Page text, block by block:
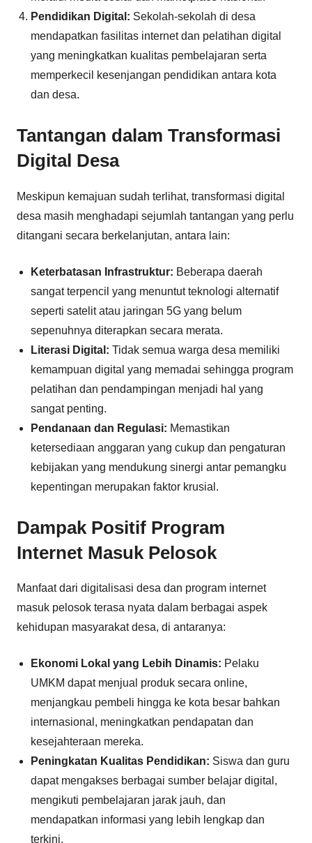
Pendidikan Digital: Sekolah-sekolah di desa
mendapatkan fasilitas internet dan pelatihan digital
yang meningkatkan kualitas pembelajaran serta
memperkecil kesenjangan pendidikan antara kota
dan desa.
Tantangan dalam Transformasi
Digital Desa
Meskipun kemajuan sudah terlihat, transformasi digital
desa masih menghadapi sejumlah tantangan yang perlu
ditangani secara berkelanjutan, antara lain:
Keterbatasan Infrastruktur: Beberapa daerah
sangat terpencil yang menuntut teknologi alternatif
seperti satelit atau jaringan 5G yang belum
sepenuhnya diterapkan secara merata.
Literasi Digital: Tidak semua warga desa memiliki
kemampuan digital yang memadai sehingga program
pelatihan dan pendampingan menjadi hal yang
sangat penting.
Pendanaan dan Regulasi: Memastikan
ketersediaan anggaran yang cukup dan pengaturan
kebijakan yang mendukung sinergi antar pemangku
kepentingan merupakan faktor krusial.
Dampak Positif Program
Internet Masuk Pelosok
Manfaat dari digitalisasi desa dan program internet
masuk pelosok terasa nyata dalam berbagai aspek
kehidupan masyarakat desa, di antaranya:
Ekonomi Lokal yang Lebih Dinamis: Pelaku
UMKM dapat menjual produk secara online,
menjangkau pembeli hingga ke kota besar bahkan
internasional, meningkatkan pendapatan dan
kesejahteraan mereka.
Peningkatan Kualitas Pendidikan: Siswa dan guru
dapat mengakses berbagai sumber belajar digital,
mengikuti pembelajaran jarak jauh, dan
mendapatkan informasi yang lebih lengkap dan
terkini.